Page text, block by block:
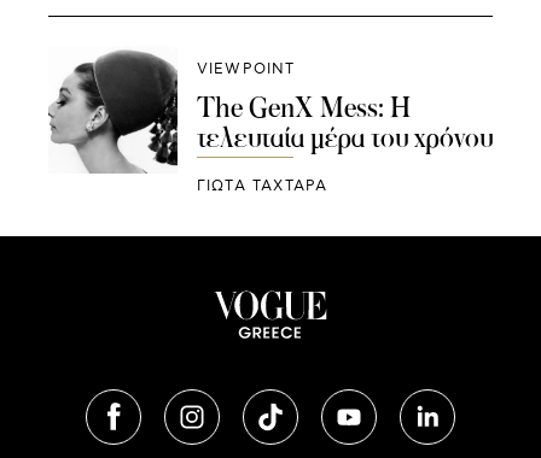
VIEWPOINT
The GenX Mess: Η
τελευταία μέρα του χρόνου
ΓΙΩΤΑ ΤΑΧΤΑΡΑ